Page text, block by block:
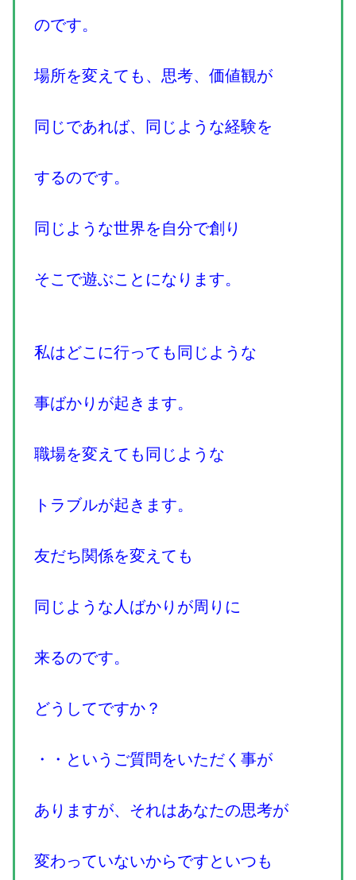
のです。
場所を変えても、思考、価値観が
同じであれば、同じような経験を
するのです。
同じような世界を自分で創り
そこで遊ぶことになります。
私はどこに行っても同じような
事ばかりが起きます。
職場を変えても同じような
トラブルが起きます。
友だち関係を変えても
同じような人ばかりが周りに
来るのです。
どうしてですか？
・・というご質問をいただく事が
ありますが、それはあなたの思考が
変わっていないからですといつも